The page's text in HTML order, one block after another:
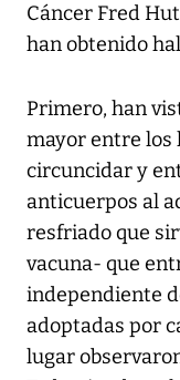
Cáncer Fred
han obtenido
Primero, han
mayor entre los
circuncidar y
anticuerpos al
resfriado que
vacuna- que
independiente
adoptadas por
lugar